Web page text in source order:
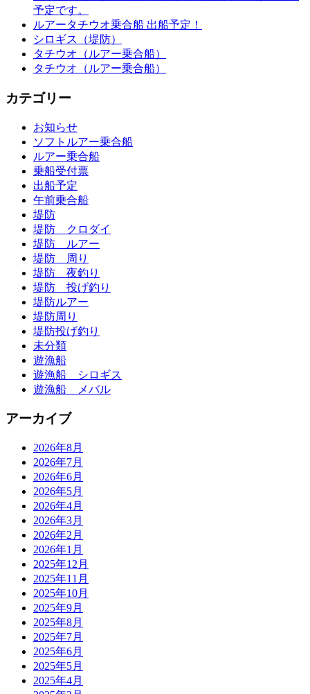
予定です。
ルアータチウオ乗合船 出船予定！
シロギス（堤防）
タチウオ（ルアー乗合船）
タチウオ（ルアー乗合船）
カテゴリー
お知らせ
ソフトルアー乗合船
ルアー乗合船
乗船受付票
出船予定
午前乗合船
堤防
堤防 クロダイ
堤防 ルアー
堤防 周り
堤防 夜釣り
堤防 投げ釣り
堤防ルアー
堤防周り
堤防投げ釣り
未分類
遊漁船
遊漁船 シロギス
遊漁船 メバル
アーカイブ
2026年8月
2026年7月
2026年6月
2026年5月
2026年4月
2026年3月
2026年2月
2026年1月
2025年12月
2025年11月
2025年10月
2025年9月
2025年8月
2025年7月
2025年6月
2025年5月
2025年4月